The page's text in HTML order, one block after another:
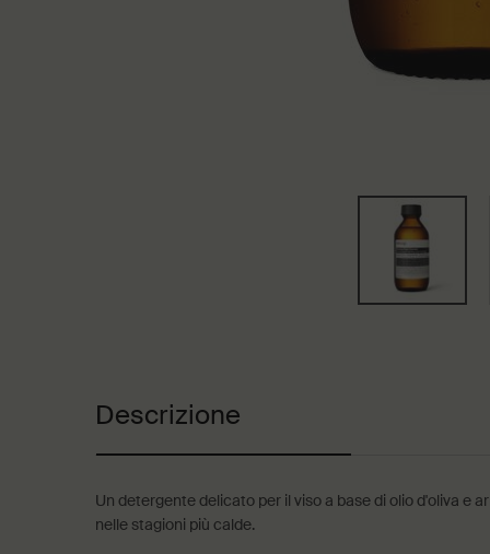
Descrizione
Un detergente delicato per il viso a base di olio d'oliva
nelle stagioni più calde.